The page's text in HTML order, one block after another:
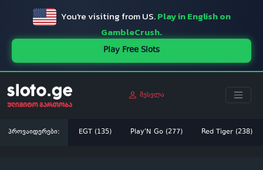
You're visiting from US.Play in English on
GambleCrush.
Play Free Slots
შესვლა
პროვაიდერები: EGT (135) Play'N Go (277) Red Tiger (238)